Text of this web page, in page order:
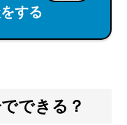
する
できる？